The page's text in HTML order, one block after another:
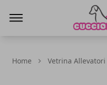
Home Vetrina Allevatori